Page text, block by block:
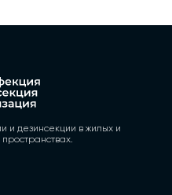
и дезинсекции в жилых и